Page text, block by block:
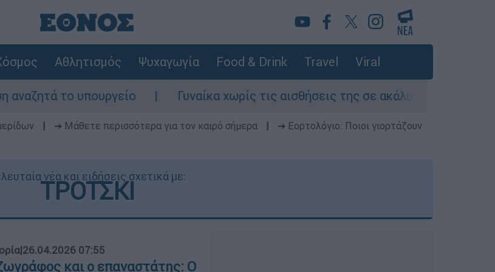
Αθλητισμός Ψυχαγωγία Food & Drink Travel Viral
υπουργείο Γυναίκα χωρίς τις αισθήσεις της σε ακάλυπτο πολυκατοικίας
➔ Μάθετε περισσότερα για τον καιρό σήμερα
➔ Εορτολόγιο: Ποιοι γιορτάζουν
νέα και ειδήσεις σχετικά με:
ΤΡΟΤΣΚΙ
|26.04.2026 07:55
και ο επαναστάτης: Ο